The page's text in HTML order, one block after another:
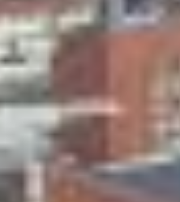
Skeittihalli
Varhaiskasvatus
Ateria- ja välipalamaksut
Mämminiemi